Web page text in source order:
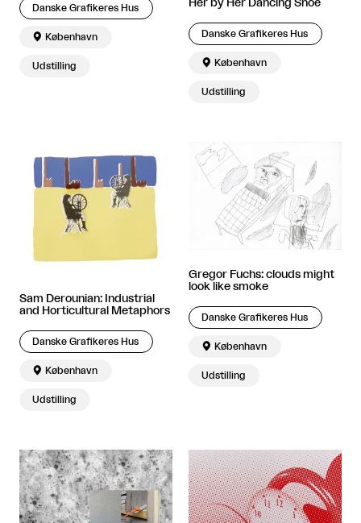
Danske Grafikeres Hus
 København
Udstilling
Her by Her Dancing Shoe
Danske Grafikeres Hus
 København
Udstilling
Sam Derounian: Industrial
and Horticultural Metaphors
Danske Grafikeres Hus
 København
Udstilling
Gregor Fuchs: clouds might
look like smoke
Danske Grafikeres Hus
 København
Udstilling